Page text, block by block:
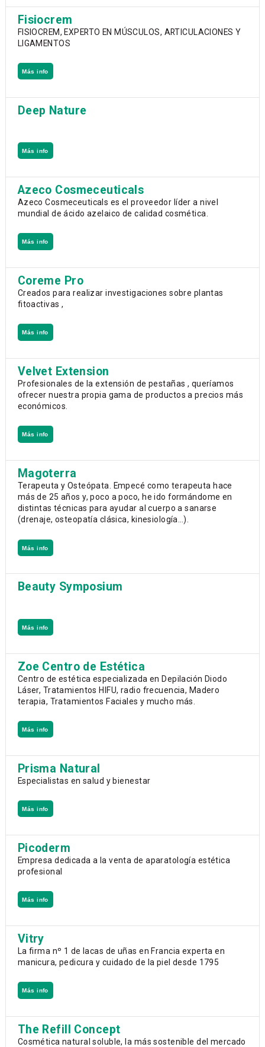
Fisiocrem
FISIOCREM, EXPERTO EN MÚSCULOS, ARTICULACIONES Y
LIGAMENTOS
Más info
Deep Nature
Más info
Azeco Cosmeceuticals
Azeco Cosmeceuticals es el proveedor líder a nivel
mundial de ácido azelaico de calidad cosmética.
Más info
Coreme Pro
Creados para realizar investigaciones sobre plantas
fitoactivas ,
Más info
Velvet Extension
Profesionales de la extensión de pestañas , queríamos
ofrecer nuestra propia gama de productos a precios más
económicos.
Más info
Magoterra
Terapeuta y Osteópata. Empecé como terapeuta hace
más de 25 años y, poco a poco, he ido formándome en
distintas técnicas para ayudar al cuerpo a sanarse
(drenaje, osteopatía clásica, kinesiología…).
Más info
Beauty Symposium
Más info
Zoe Centro de Estética
Centro de estética especializada en Depilación Diodo
Láser, Tratamientos HIFU, radio frecuencia, Madero
terapia, Tratamientos Faciales y mucho más.
Más info
Prisma Natural
Especialistas en salud y bienestar
Más info
Picoderm
Empresa dedicada a la venta de aparatología estética
profesional
Más info
Vitry
La firma nº 1 de lacas de uñas en Francia experta en
manicura, pedicura y cuidado de la piel desde 1795
Más info
The Refill Concept
Cosmética natural soluble, la más sostenible del mercado